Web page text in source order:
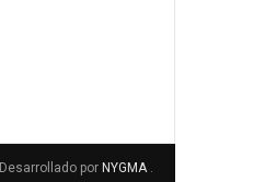
Desarrollado por NYGMA .